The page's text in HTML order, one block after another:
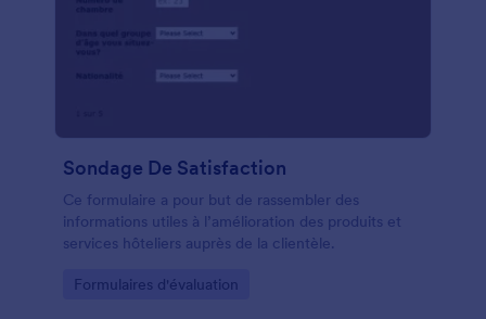
Sondage De Satisfaction
Ce formulaire a pour but de rassembler des
informations utiles à l’amélioration des produits et
services hôteliers auprès de la clientèle.
Go to Category:
Formulaires d'évaluation